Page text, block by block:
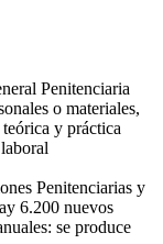
Penitenciaria
o materiales,
y práctica
Penitenciarias y
6.200 nuevos
se produce